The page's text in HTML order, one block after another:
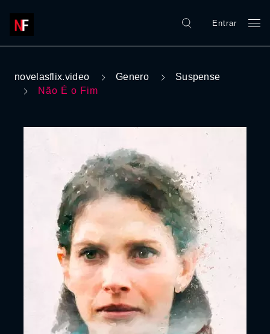
Entrar
novelasflix.video Genero
Suspense
Não É o Fim